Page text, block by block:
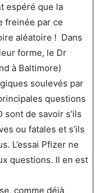
espéré que la
freinée par ce
aléatoire ! Dans
forme, le Dr
à Baltimore)
soulevés par
questions
sont de savoir s’ils
ou fatales et s’ils
L’essai Pfizer ne
questions. Il en est
comme déjà